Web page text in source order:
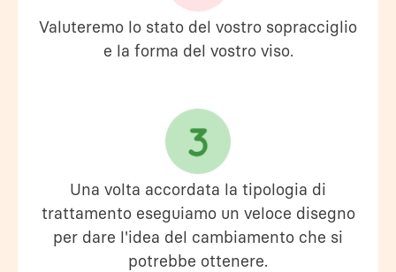
Valuteremo lo stato del vostro sopracciglio
e la forma del vostro viso.
Una volta accordata la tipologia di
trattamento eseguiamo un veloce disegno
per dare l'idea del cambiamento che si
potrebbe ottenere.